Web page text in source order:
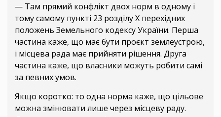
— Там прямий конфлікт двох норм в одному і
тому самому пункті 23 розділу Х перехідних
положень Земельного кодексу України. Перша
частина каже, що має бути проєкт землеустрою,
і місцева рада має прийняти рішення. Друга
частина каже, що власники можуть робити самі
за певних умов.
Якщо коротко: то одна норма каже, що цільове
можна змінювати лише через місцеву раду.